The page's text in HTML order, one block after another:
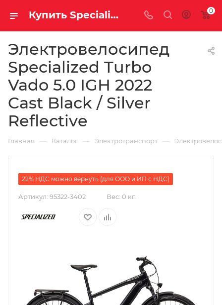
Купить Specialized Turbo Vado 5.0 IGH 2022 Cast Black / Silver Reflective за рублей, а со скидкой 703 800 руб. 0
Электровелосипед
Specialized Turbo
Vado 5.0 IGH 2022
Cast Black / Silver
Reflective
Главная — Каталог — Электротранспорт —
22% НДС можно вернуть (для ООО и ИП с НДС)
Артикул: 95322-3402 Вес: 0 кг.